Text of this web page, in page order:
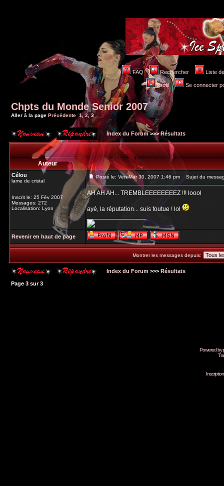
FAQ Rechercher Liste
Profil Se connecter
Chpts du Monde Senior 2007
Aller à la page Précédente 1,2 3
Index du Forum>>>Résultats
Auteur
Célou
lame de cristal
Inscrit le: 25 Fév 2007
Messages: 272
Localisation: Lyon
Posté le: Ven Mar 30, 2007 1:46 pm Sujet du
AH AH AH... TREMBLEEEEEEEEZ !!! loool
ayé, la réputation... suis foutue ! lol
_________________
Revenir en haut de page
Montrer les messages depuis:
Index du Forum >>> Résultats
Page 3 sur3
Powered by